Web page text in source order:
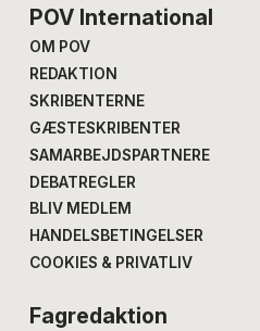
POV International
OM POV
REDAKTION
SKRIBENTERNE
GÆSTESKRIBENTER
SAMARBEJDSPARTNERE
DEBATREGLER
BLIV MEDLEM
HANDELSBETINGELSER
COOKIES & PRIVATLIV
Fagredaktion